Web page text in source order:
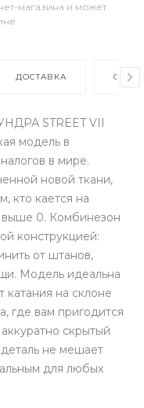
магазина и может
ДОСТАВКА
STREET VII
модель в
в мире.
новой ткани,
кто кается на
выше 0. Комбинезон
конструкцией:
от штанов,
Модель идеальна
катания на склоне
где вам пригодится
скрытый
не мешает
для любых